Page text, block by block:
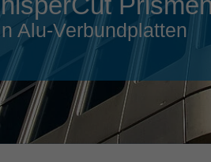
magyar
english
Alu-Verbundplatten